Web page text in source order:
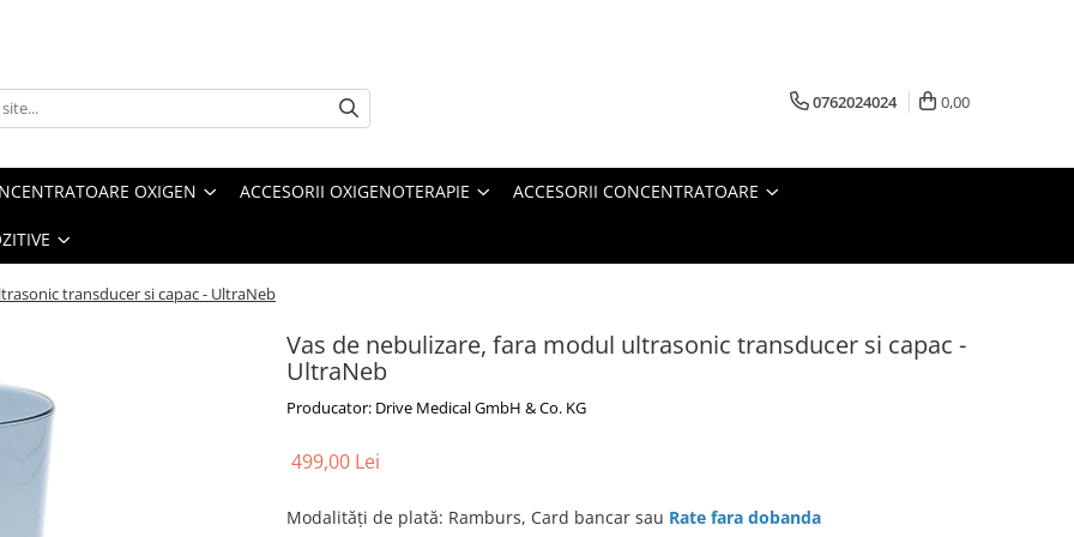
0762024024 0,00
OXIGEN ACCESORII OXIGENOTERAPIE ACCESORII CONCENTRATOARE
transducer si capac - UltraNeb
Vas de nebulizare, fara modul ultrasonic transducer si capac -
UltraNeb
Producator: Drive Medical GmbH & Co. KG
499,00 Lei
Modalităţi de plată: Ramburs, Card bancar sau Rate fara dobanda